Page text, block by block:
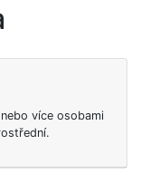
více osobami